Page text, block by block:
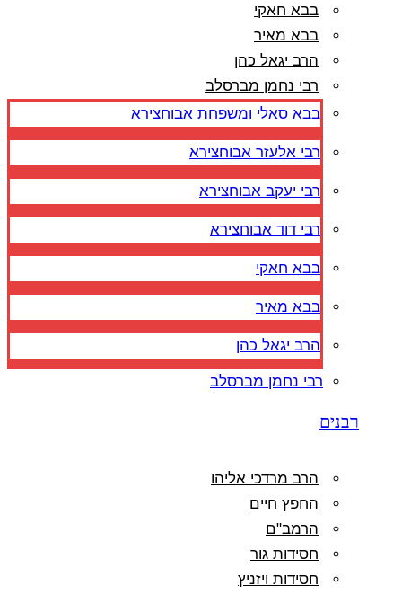
בבא חאקי
בבא מאיר
הרב יגאל כהן
רבי נחמן מברסלב
בבא סאלי ומשפחת אבוחצירא
רבי אלעזר אבוחצירא
רבי יעקב אבוחצירא
רבי דוד אבוחצירא
בבא חאקי
בבא מאיר
הרב יגאל כהן
רבי נחמן מברסלב
רבנים
הרב מרדכי אליהו
החפץ חיים
הרמב"ם
חסידות גור
חסידות ויזניץ